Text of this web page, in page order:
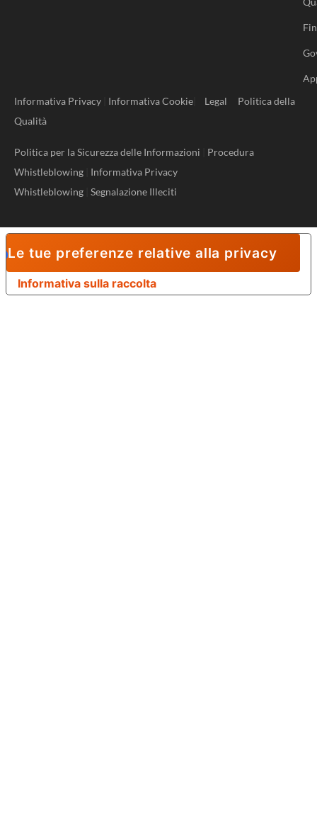
Informativa Privacy
Informativa Cookie Legal
Politica della
Qualità
Politica per la Sicurezza delle Informazioni
Procedura
Whistleblowing
Informativa Privacy
Whistleblowing Segnalazione Illeciti
Informativa sulla raccolta
Le tue preferenze relative alla privacy